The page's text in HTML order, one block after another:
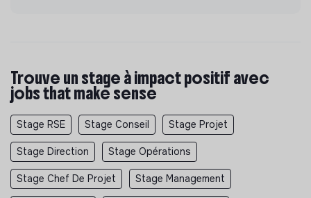
Trouve un stage à impact positif avec
jobs that make sense
Stage RSE Stage Conseil Stage Projet
Stage Direction Stage Opérations
Stage Chef De Projet Stage Management